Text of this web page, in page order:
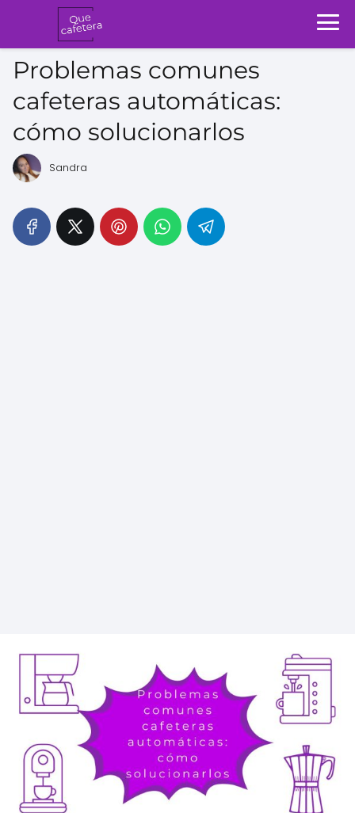
Problemas comunes
cafeteras automáticas:
cómo solucionarlos
Sandra